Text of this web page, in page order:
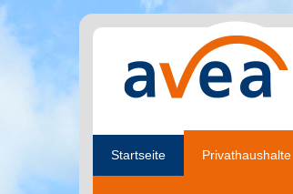
Startseite Privathaushalte